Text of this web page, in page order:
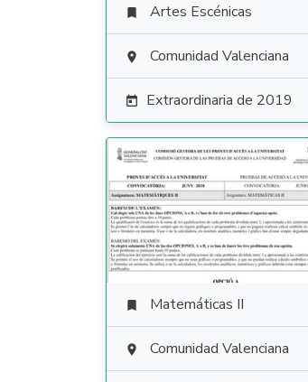
 Artes Escénicas
 Comunidad Valenciana
 Extraordinaria de 2019
 Matemáticas II
 Comunidad Valenciana